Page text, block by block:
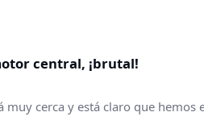
central, ¡brutal!
muy cerca y está claro que